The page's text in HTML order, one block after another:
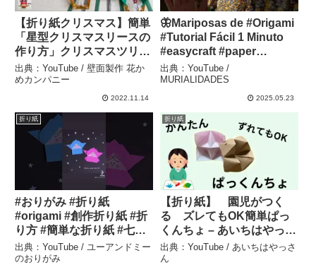
【折り紙クリスマス】簡単
「星型クリスマスリースの
作り方」クリスマスツリー
の飾り 工作 簡単 壁面
飾り(保育士 介護
士)christmascrafts DIY –
ー
出典：YouTube / 壁面製作 花か
めカンパニー
2022.11.14
🦋Mariposas de #Origami
#Tutorial Fácil 1 Minuto
#easycraft #paper
#funcraft #cutecraft
#butterfly –
MURIALIDADES
出典：YouTube /
MURIALIDADES
2025.05.23
折り紙
#おりがみ #折り紙
#origami #創作折り紙 #折
り方 #簡単な折り紙 #七夕#
七夕の折り紙#織姫と彦星
– ユーアンドミーのおりが
出典：YouTube / ユーアンドミー
のおりがみ
折り紙
【折り紙】 園児がつく
る ズレてもOK簡単ぱっ
くんちょ – あいちはやっさ
ん
出典：YouTube / あいちはやっさ
ん